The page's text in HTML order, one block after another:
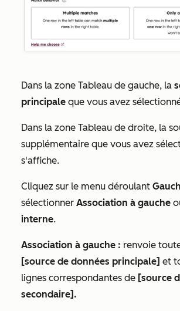
Dans la zone Tableau de gauche, la
principale que vous avez
Dans la zone Tableau de droite, la
supplémentaire que vous avez
s'affiche.
Cliquez sur le menu déroulant
sélectionner Association à gauche
interne.
Association à gauche : renvoie
[source de données principale] et
lignes correspondantes de [source
secondaire].